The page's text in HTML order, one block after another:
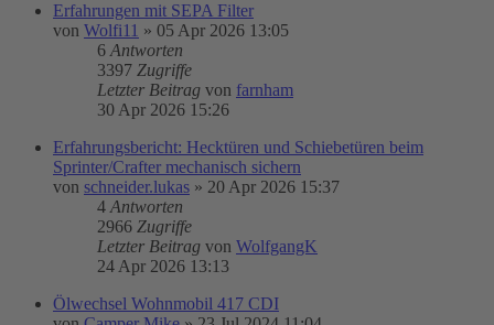
Erfahrungen mit SEPA Filter
von Wolfi11 » 05 Apr 2026 13:05
6 Antworten
3397 Zugriffe
Letzter Beitrag von farnham
30 Apr 2026 15:26
Erfahrungsbericht: Hecktüren und Schiebetüren beim
Sprinter/Crafter mechanisch sichern
von schneider.lukas » 20 Apr 2026 15:37
4 Antworten
2966 Zugriffe
Letzter Beitrag von WolfgangK
24 Apr 2026 13:13
Ölwechsel Wohnmobil 417 CDI